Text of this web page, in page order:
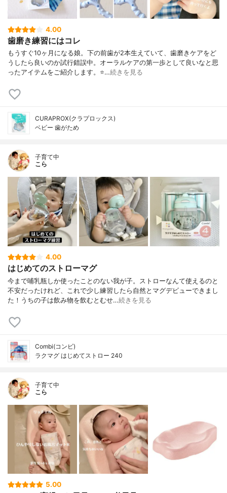
4.00
歯磨き練習にはコレ
もうすぐ10ヶ月になる娘。下の前歯が2本生えていて、歯磨きケアをど
うしたら良いのか試行錯誤中。オーラルケアの第一歩として良いなと思
ったアイテムをご紹介します。⭐…続きを見る
CURAPROX(クラプロックス)
ベビー 歯がため
子育て中
こら
4.00
はじめてのストローマグ
今まで哺乳瓶しか使ったことのない我が子。ストローなんて使えるのと
不安だったけれど、これで少し練習したら自然とマグデビューできまし
た！うちの子は飲み物を飲むとむせ…続きを見る
Combi(コンビ)
ラクマグ はじめてストロー 240
子育て中
こら
5.00